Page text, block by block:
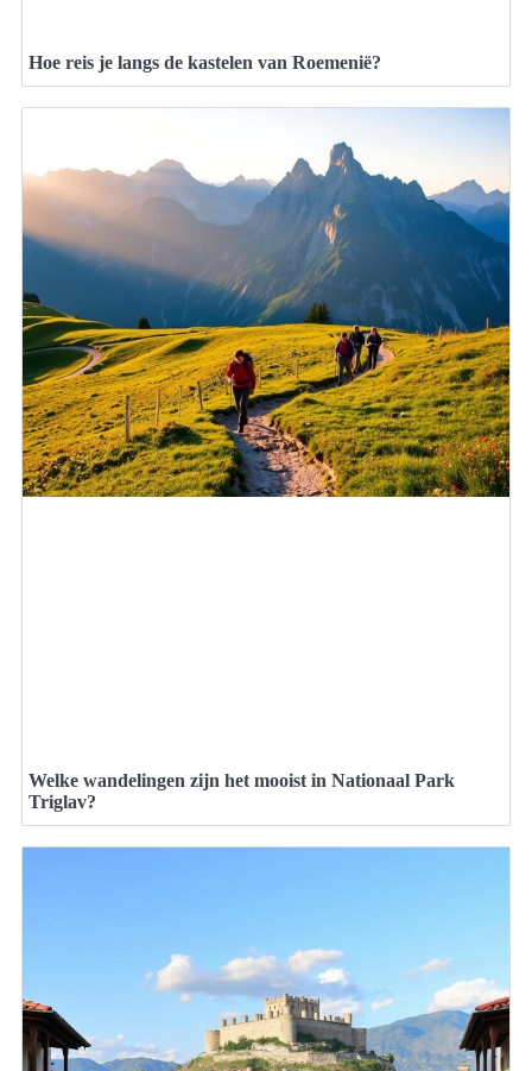
Hoe reis je langs de kastelen van Roemenië?
Welke wandelingen zijn het mooist in Nationaal Park
Triglav?